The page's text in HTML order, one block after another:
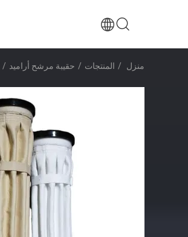
منزل / المنتجات / حقيبة مرشح أراميد /